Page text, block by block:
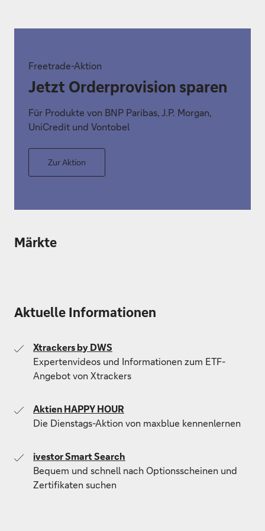
Freetrade-Aktion
Jetzt Orderprovision sparen
Für Produkte von BNP Paribas, J.P. Morgan,
UniCredit und Vontobel
Zur Aktion
Märkte
Aktuelle Informationen
Xtrackers by DWS
Expertenvideos und Informationen zum ETF-
Angebot von Xtrackers
Aktien HAPPY HOUR
Die Dienstags-Aktion von maxblue kennenlernen
ivestor Smart Search
Bequem und schnell nach Optionsscheinen und
Zertifikaten suchen